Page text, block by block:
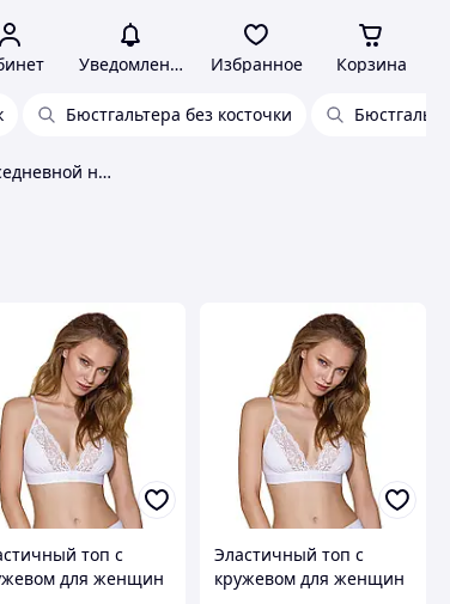
Уведомления Избранное Корзина
Бюстгальтера без косточки
Бюстгальтер для повседневной носки
топ с
для женщин
Эластичный топ с
кружевом для женщин